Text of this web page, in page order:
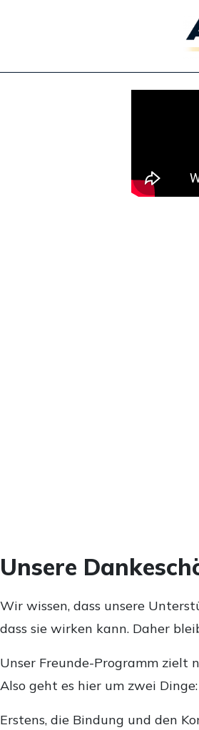
Unsere
Wir wissen, dass unsere
dass sie wirken kann. Daher
Unser Freunde-Programm zielt
Also geht es hier um zwei Dinge:
Erstens, die Bindung und den